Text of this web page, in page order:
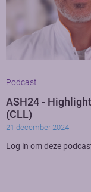
Podcast
ASH24 -
(CLL)
21 december 2024
Log in om deze